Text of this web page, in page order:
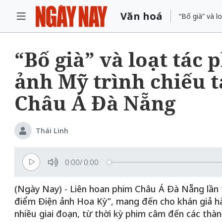
Văn hoá “Bố già” và
“Bố già” và loạt tác
ảnh Mỹ trình chiếu
Châu Á Đà Nẵng
Thái Linh
0:00/ 0:00
(Ngày Nay) - Liên hoan phim Châu Á Đà Nẵng
điểm Điện ảnh Hoa Kỳ”, mang đến cho khán giả
nhiều giai đoạn, từ thời kỳ phim câm đến các